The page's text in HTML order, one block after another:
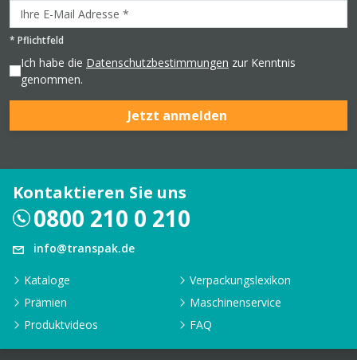
* Pflichtfeld
Ich habe die Datenschutzbestimmungen zur Kenntnis
genommen.
Jetzt anmelden
Kontaktieren Sie uns
0800 210 0 210
info@transpak.de
Kataloge
Verpackungslexikon
Prämien
Maschinenservice
Produktvideos
FAQ